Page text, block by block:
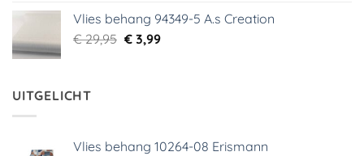
€ 29,95.€ 5,99.
Vlies behang 94349-5 A.s Creation
€29,95 Oorspronkelijke
€3,99Huidige
UITGELICHT
Vlies behang 10264-08 Erismann